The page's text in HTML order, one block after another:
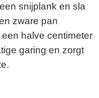
snijplank en sla
zware pan
halve centimeter
garing en zorgt